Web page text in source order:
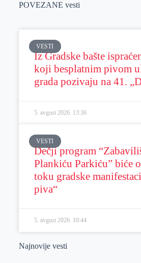
POVEZANE vesti
VESTI
Iz Gradske bašte
koji besplatnim pivom
grada pozivaju na 41.
5. avgust 2026. 13:36
VESTI
Dečji program
Plankiću Parkiću” biće
toku gradske
piva“
5. avgust 2026. 10:44
Najnovije vesti